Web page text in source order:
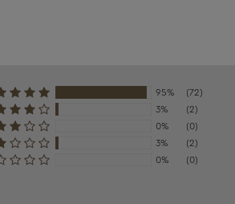
95%
(72)
3%
(2)
0%
(0)
3%
(2)
0%
(0)